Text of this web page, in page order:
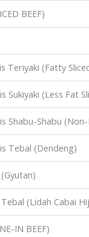
BEEF)
Teriyaki (Fatty
Sukiyaki (Less Fat
Shabu-Shabu
Tebal (Dendeng)
(Lidah Cabai
IN BEEF)